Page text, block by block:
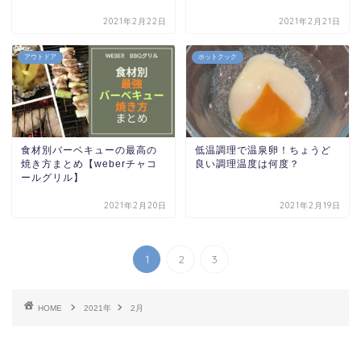
2021年2月22日 2021年2月21日
アウトドア
食材別バーベキューの最高の
焼き方まとめ【weberチャコ
ールグリル】
2021年2月20日
ホットクック
低温調理で温泉卵！ちょうど
良い調理温度は何度？
2021年2月19日
1 2 3
HOME 2021年 2月